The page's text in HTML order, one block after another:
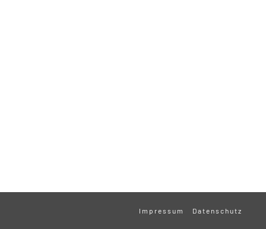
Impressum Datenschutz